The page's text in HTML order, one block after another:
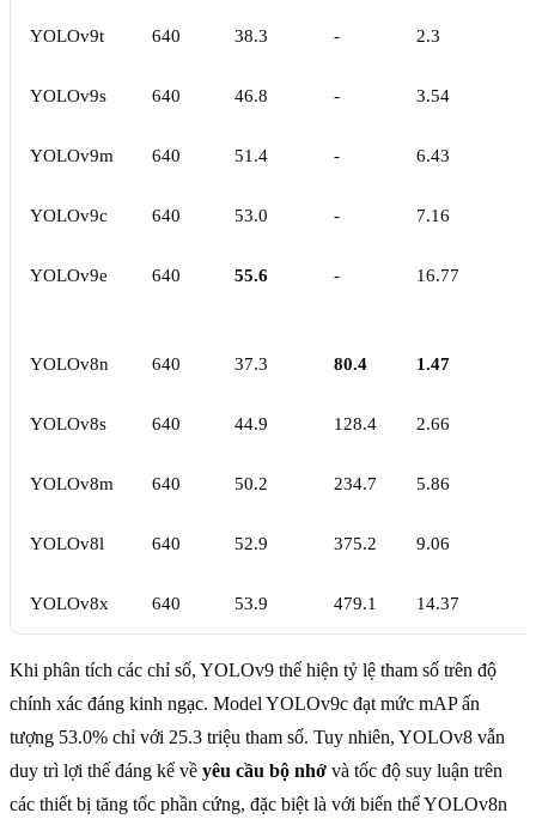
YOLOv9t 640 38.3 - 2.3
YOLOv9s 640 46.8 - 3.54
YOLOv9m 640 51.4 - 6.43
YOLOv9c 640 53.0 - 7.16
YOLOv9e 640 55.6 - 16.77
YOLOv8n 640 37.3 80.4 1.47
YOLOv8s 640 44.9 128.4 2.66
YOLOv8m 640 50.2 234.7 5.86
YOLOv8l 640 52.9 375.2 9.06
YOLOv8x 640 53.9 479.1 14.37
Khi phân tích các chỉ số, YOLOv9 thể hiện tỷ lệ tham số trên độ
chính xác đáng kinh ngạc. Model YOLOv9c đạt mức mAP ấn
tượng 53.0% chỉ với 25.3 triệu tham số. Tuy nhiên, YOLOv8 vẫn
duy trì lợi thế đáng kể về yêu cầu bộ nhớ và tốc độ suy luận trên
các thiết bị tăng tốc phần cứng, đặc biệt là với biến thể YOLOv8n